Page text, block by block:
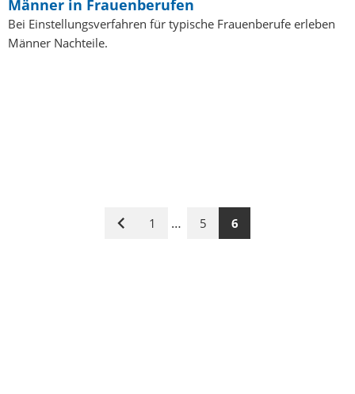
Männer in Frauenberufen
Bei Einstellungsverfahren für typische Frauenberufe erleben
Männer Nachteile.
Vorige
1 … 5 6